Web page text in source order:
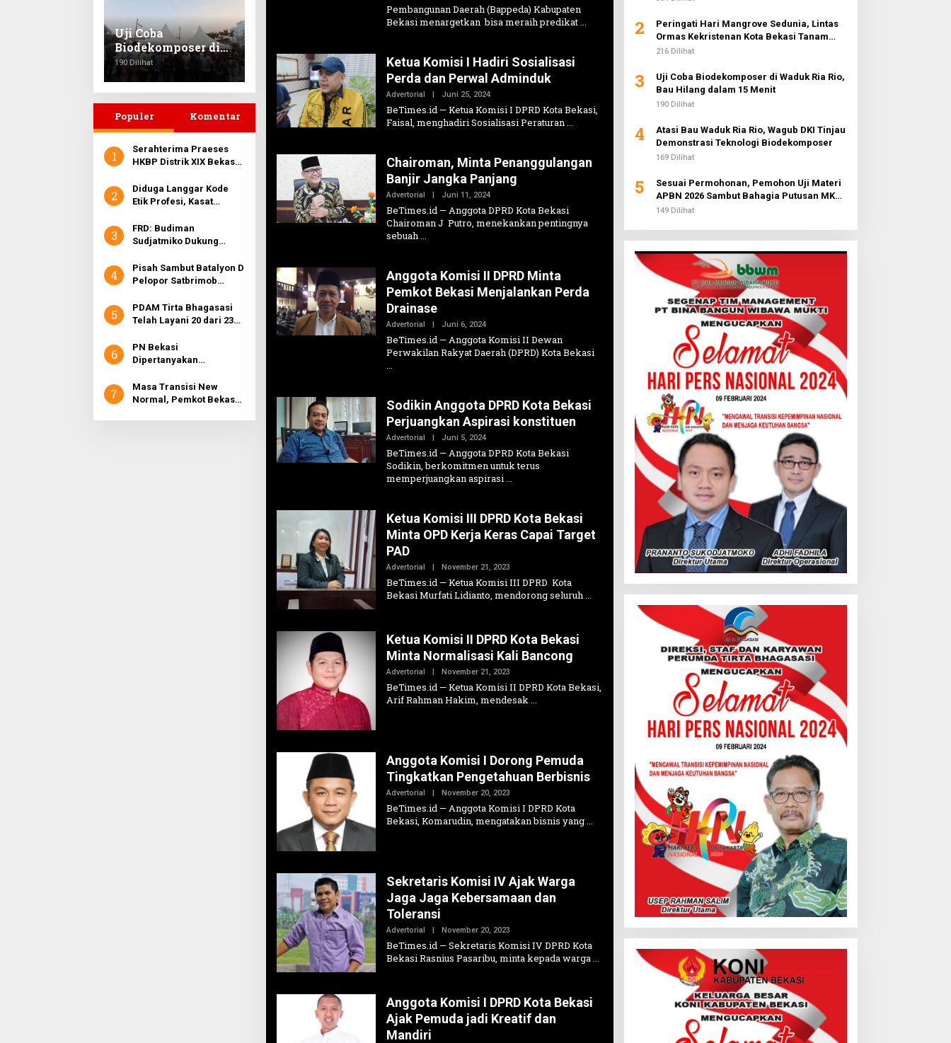
Sederhana
Uji Coba
Biodekomposer di
Waduk Ria Rio, Bau
Hilang dalam 15
Menit
190 Dilihat
Populer Komentar
1
Serahterima Praeses
HKBP Distrik XIX Bekasi
Manurung.MTh ke
Pdt.Hendri Napitupulu.
2
Diduga Langgar Kode
Etik Profesi, Kasat
Dilaporkan ke Propam
Polri
3
FRD: Budiman
Sudjatmiko Dukung
Pertontonkan Politik
Oportunis
4
Pisah Sambut Batalyon D
Pelopor Satbrimob
5
PDAM Tirta Bhagasasi
Telah Layani 20 dari 23
Bekasi
6
PN Bekasi
Dipertanyakan
Penegakan Hukum
7
Masa Transisi New
Normal, Pemkot Bekasi
Pembangunan Daerah (Bappeda) Kabupaten
Bekasi menargetkan bisa meraih predikat
Ketua Komisi I Hadiri Sosialisasi
Perda dan Perwal Adminduk
Advertorial | Juni 25, 2024Oleh
BeTimes.id — Ketua Komisi I DPRD Kota Bekasi,
Faisal, menghadiri Sosialisasi Peraturan
Chairoman, Minta Penanggulangan
Banjir Jangka Panjang
Advertorial | Juni 11, 2024Oleh
BeTimes.id — Anggota DPRD Kota Bekasi
Chairoman J Putro, menekankan pentingnya
sebuah
Anggota Komisi II DPRD Minta
Pemkot Bekasi Menjalankan Perda
Drainase
Advertorial | Juni 6, 2024Oleh
BeTimes.id — Anggota Komisi II Dewan
Perwakilan Rakyat Daerah (DPRD) Kota Bekasi
Sodikin Anggota DPRD Kota Bekasi
Perjuangkan Aspirasi konstituen
Advertorial | Juni 5, 2024Oleh
BeTimes.id — Anggota DPRD Kota Bekasi
Sodikin, berkomitmen untuk terus
memperjuangkan aspirasi
Ketua Komisi III DPRD Kota Bekasi
Minta OPD Kerja Keras Capai Target
PAD
Advertorial | November 21, 2023Oleh
BeTimes.id — Ketua Komisi III DPRD Kota
Bekasi Murfati Lidianto, mendorong seluruh
Ketua Komisi II DPRD Kota Bekasi
Minta Normalisasi Kali Bancong
Advertorial | November 21, 2023Oleh
BeTimes.id — Ketua Komisi II DPRD Kota Bekasi,
Arif Rahman Hakim, mendesak
Anggota Komisi I Dorong Pemuda
Tingkatkan Pengetahuan Berbisnis
Advertorial | November 20, 2023Oleh
BeTimes.id — Anggota Komisi I DPRD Kota
Bekasi, Komarudin, mengatakan bisnis yang
Sekretaris Komisi IV Ajak Warga
Jaga Jaga Kebersamaan dan
Toleransi
Advertorial | November 20, 2023Oleh
BeTimes.id — Sekretaris Komisi IV DPRD Kota
Bekasi Rasnius Pasaribu, minta kepada warga
Anggota Komisi I DPRD Kota Bekasi
Ajak Pemuda jadi Kreatif dan
Mandiri
2
Peringati Hari Mangrove Sedunia, Lintas
Ormas Kekristenan Kota Bekasi Tanam
3.000 Pohon di Pantai Sederhana
216 Dilihat
3
Uji Coba Biodekomposer di Waduk Ria Rio,
Bau Hilang dalam 15 Menit
190 Dilihat
4
Atasi Bau Waduk Ria Rio, Wagub DKI Tinjau
Demonstrasi Teknologi Biodekomposer
169 Dilihat
5
Sesuai Permohonan, Pemohon Uji Materi
APBN 2026 Sambut Bahagia Putusan MK
Soal Anggaran MBG
149 Dilihat